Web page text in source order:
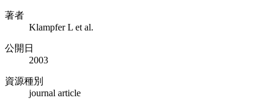
著者
Klampfer L et al.
公開日
2003
資源種別
journal article